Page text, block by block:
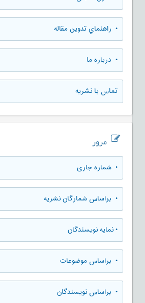
• راهنماي تدوين مقاله
• درباره ما
تماس با نشریه
مرور
• شماره جاری
• براساس شمارگان نشریه
•نمایه نویسندگان
• براساس موضوعات
• براساس نویسندگان